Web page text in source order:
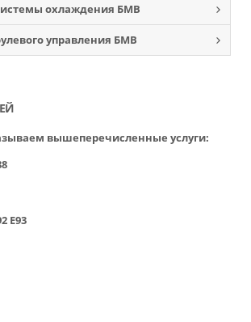
охлаждения БМВ
управления БМВ
вышеперечисленные услуги:
Е93